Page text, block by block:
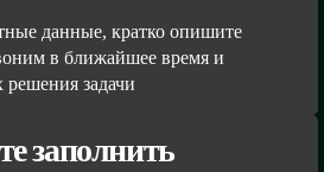
данные, кратко опишите
в ближайшее время и
решения задачи
заполнить